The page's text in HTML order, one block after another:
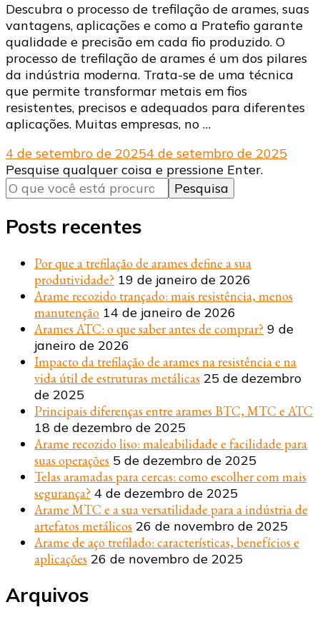
Descubra o processo de trefilação de arames, suas
vantagens, aplicações e como a Pratefio garante
qualidade e precisão em cada fio produzido. O
processo de trefilação de arames é um dos pilares
da indústria moderna. Trata-se de uma técnica
que permite transformar metais em fios
resistentes, precisos e adequados para diferentes
aplicações. Muitas empresas, no …
4 de setembro de 20254 de setembro de 2025
Procurando
algo?
Pesquise qualquer coisa e pressione Enter.
Posts recentes
Por que a trefilação de arames define a sua
produtividade? 19 de janeiro de 2026
Arame recozido trançado: mais resistência, menos
manutenção 14 de janeiro de 2026
Arames ATC: o que saber antes de comprar? 9 de
janeiro de 2026
Impacto da trefilação de arames na resistência e na
vida útil de estruturas metálicas 25 de dezembro
de 2025
Principais diferenças entre arames BTC, MTC e ATC
18 de dezembro de 2025
Arame recozido liso: maleabilidade e facilidade para
suas operações 5 de dezembro de 2025
Telas aramadas para cercas: como escolher com mais
segurança? 4 de dezembro de 2025
Arame MTC e a sua versatilidade para a indústria de
artefatos metálicos 26 de novembro de 2025
Arame de aço trefilado: características, benefícios e
aplicações 26 de novembro de 2025
Arquivos